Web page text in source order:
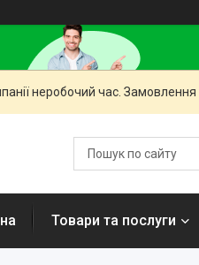
неробочий час.
Товари та послуги